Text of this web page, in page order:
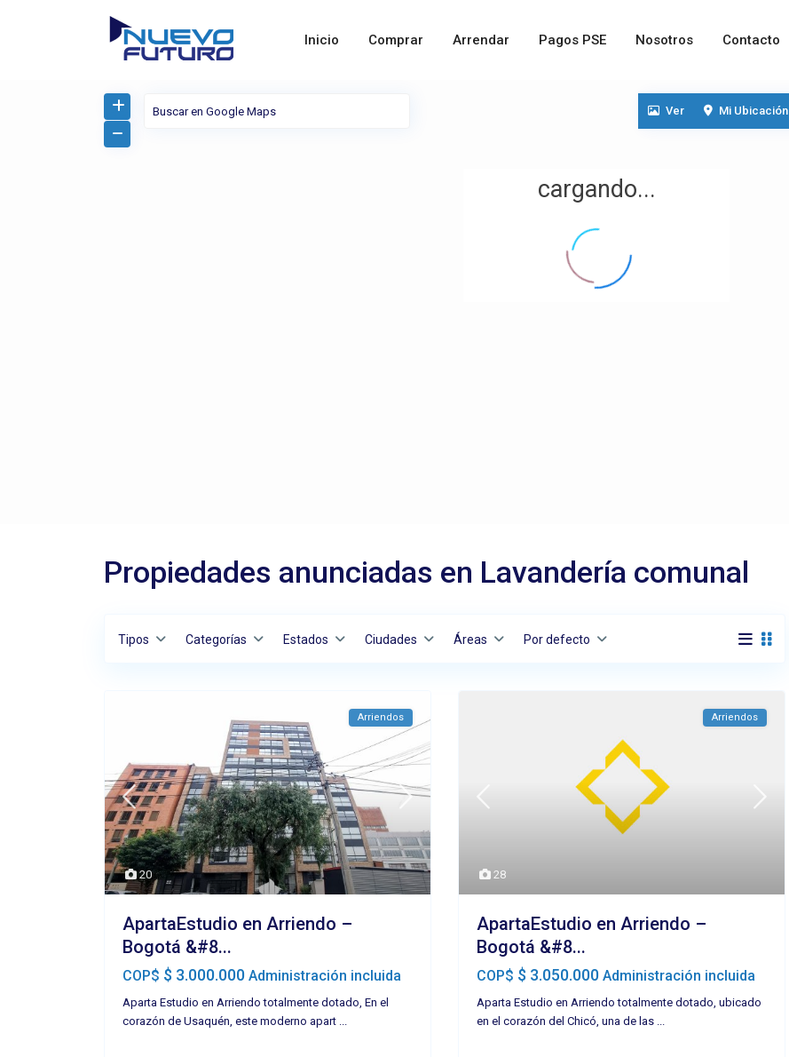
Inicio Comprar Arrendar Pagos PSE Nosotros Contacto
cargando...
Ver Mi Ubicación
Propiedades anunciadas en Lavandería comunal
Tipos Categorías Estados Ciudades Áreas Por defecto
20
Arriendos
ApartaEstudio en Arriendo –
Bogotá &#8...
COP$ $ 3.000.000 Administración incluida
Aparta Estudio en Arriendo totalmente dotado, En el
corazón de Usaquén, este moderno apart ...
28
Arriendos
ApartaEstudio en Arriendo –
Bogotá &#8...
COP$ $ 3.050.000 Administración incluida
Aparta Estudio en Arriendo totalmente dotado, ubicado
en el corazón del Chicó, una de las ...